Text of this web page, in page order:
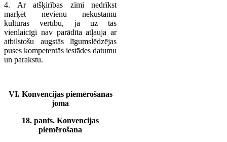
4. Ar atšķirības zīmi nedrīkst
marķēt nevienu nekustamu
kultūras vērtību, ja uz tās
vienlaicīgi nav parādīta atļauja ar
atbilstošu augstās līgumslēdzējas
puses kompetentās iestādes datumu
un parakstu.
VI. Konvencijas piemērošanas
joma
18. pants. Konvencijas
piemērošana